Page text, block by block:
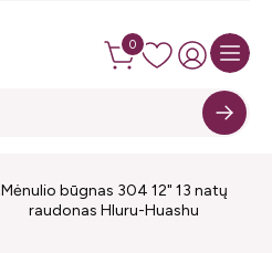
0
Mėnulio būgnas 304 12" 13 natų
raudonas Hluru-Huashu